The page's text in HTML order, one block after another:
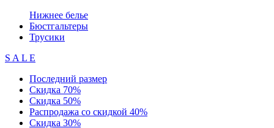
Нижнее белье
Бюстгальтеры
Трусики
S A L E
Последний размер
Скидка 70%
Скидка 50%
Распродажа со скидкой 40%
Скидка 30%